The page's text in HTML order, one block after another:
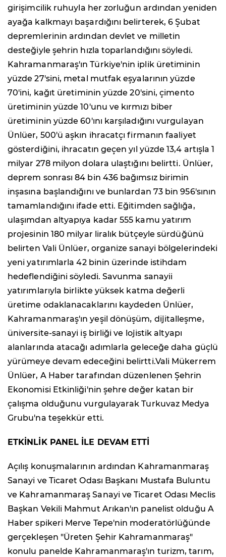
girişimcilik ruhuyla her zorluğun ardından yeniden
ayağa kalkmayı başardığını belirterek, 6 Şubat
depremlerinin ardından devlet ve milletin
desteğiyle şehrin hızla toparlandığını söyledi.
Kahramanmaraş'ın Türkiye'nin iplik üretiminin
yüzde 27'sini, metal mutfak eşyalarının yüzde
70'ini, kağıt üretiminin yüzde 20'sini, çimento
üretiminin yüzde 10'unu ve kırmızı biber
üretiminin yüzde 60'ını karşıladığını vurgulayan
Ünlüer, 500'ü aşkın ihracatçı firmanın faaliyet
gösterdiğini, ihracatın geçen yıl yüzde 13,4 artışla 1
milyar 278 milyon dolara ulaştığını belirtti. Ünlüer,
deprem sonrası 84 bin 436 bağımsız birimin
inşasına başlandığını ve bunlardan 73 bin 956'sının
tamamlandığını ifade etti. Eğitimden sağlığa,
ulaşımdan altyapıya kadar 555 kamu yatırım
projesinin 180 milyar liralık bütçeyle sürdüğünü
belirten Vali Ünlüer, organize sanayi bölgelerindeki
yeni yatırımlarla 42 binin üzerinde istihdam
hedeflendiğini söyledi. Savunma sanayii
yatırımlarıyla birlikte yüksek katma değerli
üretime odaklanacaklarını kaydeden Ünlüer,
Kahramanmaraş'ın yeşil dönüşüm, dijitalleşme,
üniversite-sanayi iş birliği ve lojistik altyapı
alanlarında atacağı adımlarla geleceğe daha güçlü
yürümeye devam edeceğini belirtti.Vali Mükerrem
Ünlüer, A Haber tarafından düzenlenen Şehrin
Ekonomisi Etkinliği'nin şehre değer katan bir
çalışma olduğunu vurgulayarak Turkuvaz Medya
Grubu'na teşekkür etti.
ETKİNLİK PANEL İLE DEVAM ETTİ
Açılış konuşmalarının ardından Kahramanmaraş
Sanayi ve Ticaret Odası Başkanı Mustafa Buluntu
ve Kahramanmaraş Sanayi ve Ticaret Odası Meclis
Başkan Vekili Mahmut Arıkan'ın panelist olduğu A
Haber spikeri Merve Tepe'nin moderatörlüğünde
gerçekleşen "Üreten Şehir Kahramanmaraş"
konulu panelde Kahramanmaraş'ın turizm, tarım,